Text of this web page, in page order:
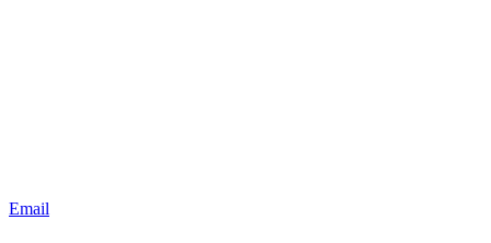
Email